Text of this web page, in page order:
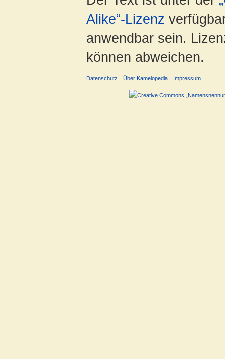
Alike“-Lizenz
anwendbar sein.
können abweichen.
Datenschutz Über Kamelopedia Impressum